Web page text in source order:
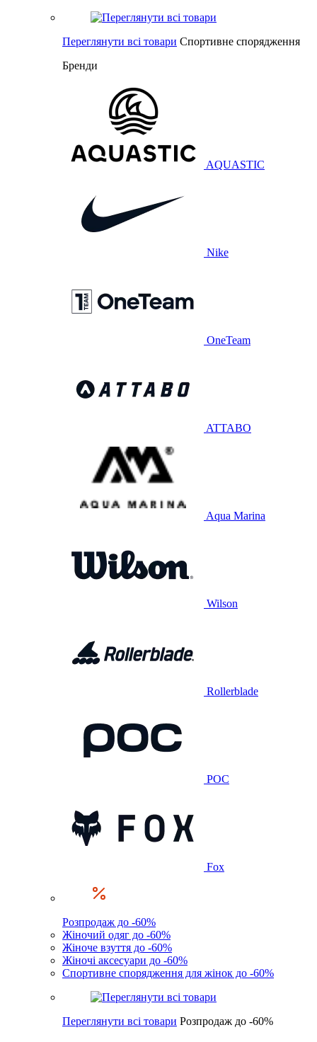
Переглянути всі товари Спортивне спорядження
Бренди
AQUASTIC
Nike
OneTeam
ATTABO
Aqua Marina
Wilson
Rollerblade
POC
Fox
Розпродаж до -60%
Жіночий одяг до -60%
Жіноче взуття до -60%
Жіночі аксесуари до -60%
Спортивне спорядження для жінок до -60%
Переглянути всі товари Розпродаж до -60%